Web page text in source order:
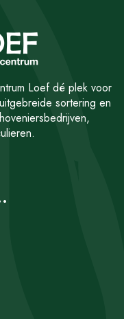
Loef dé plek voor
sortering en